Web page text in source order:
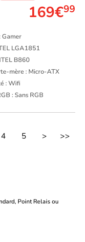
169€99
Gamer
LGA1851
B860
mère : Micro-ATX
: Wifi
: Sans RGB
4 5 > >>
Point Relais ou